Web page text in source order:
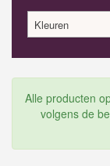
Kleuren
Alle producten
volgens de